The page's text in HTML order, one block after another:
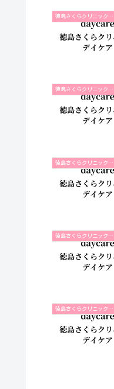
徳島さくらクリニックデイケア
徳島さくらクリニックデイケア
徳島さくらクリニックデイケア
徳島さくらクリニックデイケア
徳島さくらクリニックデイケア